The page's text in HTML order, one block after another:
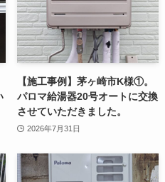
【施工事例】茅ヶ崎市K様①。
パロマ給湯器20号オートに交換
させていただきました。
2026年7月31日